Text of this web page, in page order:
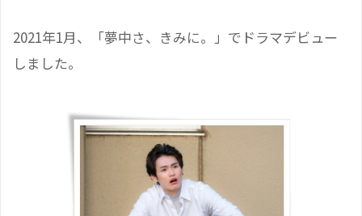
2021年1月、「夢中さ、きみに。」でドラマデビュー
しました。